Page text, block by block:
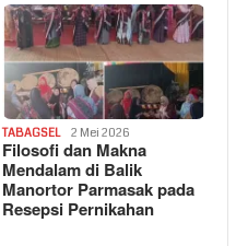
TABAGSEL 2 Mei 2026
Filosofi dan Makna
Mendalam di Balik
Manortor Parmasak pada
Resepsi Pernikahan